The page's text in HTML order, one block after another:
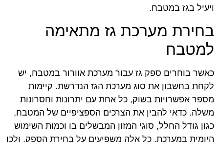
ויעיל בגז במטבח.
בחירת מערכת גז מתאימה
למטבח
כאשר בוחרים ספק גז עבור מערכת אוורור במטבח, יש
לקחת בחשבון את סוג מערכת הגז הנדרשת. קיימות
מספר אפשרויות בשוק, כל אחת עם יתרונות וחסרונות
משלה. כדאי להבין את הצרכים הספציפיים של המטבח,
כגון גודל החלל, סוגי המזון המבשלים בו וכמות השימוש
היומית במערכת. כל אלה משפיעים על בחירת הספק, ולכן